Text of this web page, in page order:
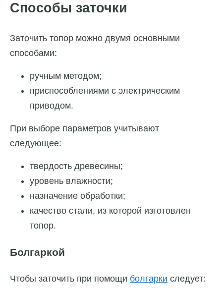
Способы заточки
Заточить топор можно двумя основными
способами:
ручным методом;
приспособлениями с электрическим
приводом.
При выборе параметров учитывают
следующее:
твердость древесины;
уровень влажности;
назначение обработки;
качество стали, из которой изготовлен
топор.
Болгаркой
Чтобы заточить при помощи болгарки следует: